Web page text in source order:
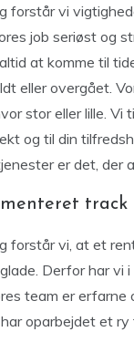
forstår vi
job seriøst og
at komme til
eller overgået.
stor eller lille.
og til din
er det, der
track
forstår vi, at et
Derfor har
team er
oparbejdet et